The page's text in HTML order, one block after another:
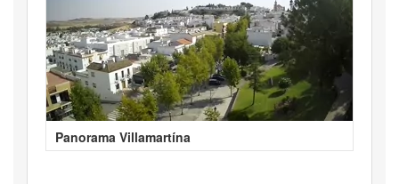
Panorama Villamartína